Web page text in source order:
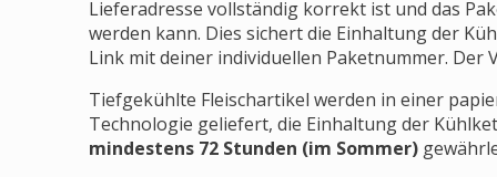
Lieferadresse vollständig korrekt ist und das
werden kann. Dies sichert die Einhaltung der
Link mit deiner individuellen Paketnummer. Der
Tiefgekühlte Fleischartikel werden in einer
Technologie geliefert, die Einhaltung der
mindestens 72 Stunden (im Sommer)